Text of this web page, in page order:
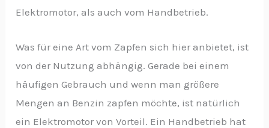
Elektromotor, als auch vom Handbetrieb.
Was für eine Art vom Zapfen sich hier anbietet, ist
von der Nutzung abhängig. Gerade bei einem
häufigen Gebrauch und wenn man größere
Mengen an Benzin zapfen möchte, ist natürlich
ein Elektromotor von Vorteil. Ein Handbetrieb hat